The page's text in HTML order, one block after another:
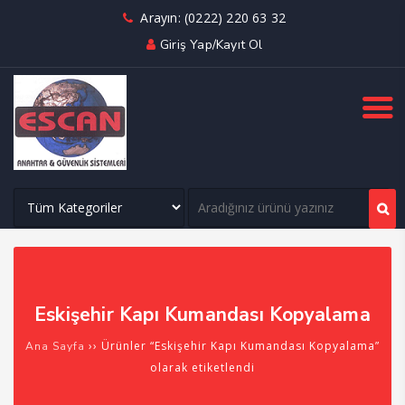
Arayın: (0222) 220 63 32
Giriş Yap/Kayıt Ol
Eskişehir Kapı Kumandası Kopyalama
Ana Sayfa ›› Ürünler “Eskişehir Kapı Kumandası Kopyalama”
olarak etiketlendi